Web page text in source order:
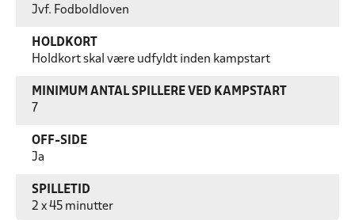
Jvf. Fodboldloven
HOLDKORT
Holdkort skal være udfyldt inden kampstart
MINIMUM ANTAL SPILLERE VED KAMPSTART
7
OFF-SIDE
Ja
SPILLETID
2 x 45 minutter